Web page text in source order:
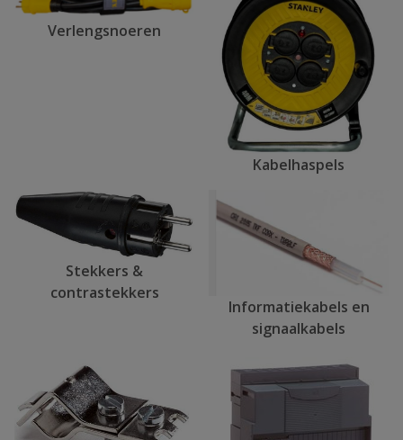
Verlengsnoeren
Kabelhaspels
Stekkers &
contrastekkers
Informatiekabels en
signaalkabels